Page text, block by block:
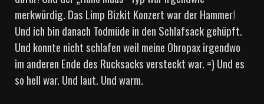
merkwürdig. Das Limp Bizkit Konzert war der Hammer!
Und ich bin danach Todmüde in den Schlafsack gehüpft.
Und konnte nicht schlafen weil meine Ohropax irgendwo
im anderen Ende des Rucksacks versteckt war. =) Und es
so hell war. Und laut. Und warm.